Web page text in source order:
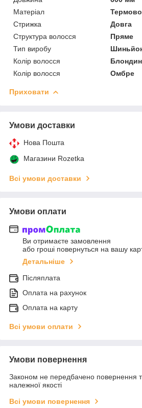
Матеріал
Стрижка
Довга
Структура волосся
Пряме
Тип виробу
Колір волосся
Блондин
Колір волосся
Омбре
Приховати
Умови доставки
Нова Пошта
Магазини Rozetka
Всі умови доставки
Умови оплати
Ви отримаєте замовлення
або гроші повернуться на вашу
Детальніше
Післяплата
Оплата на рахунок
Оплата на карту
Всі умови оплати
Умови повернення
Законом не передбачено повернення
належної якості
Всі умови повернення